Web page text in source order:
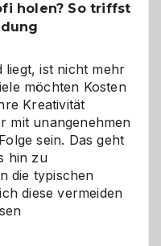
holen? So triffst
liegt, ist nicht mehr
möchten Kosten
Kreativität
mit unangenehmen
sein. Das geht
hin zu
die typischen
diese vermeiden